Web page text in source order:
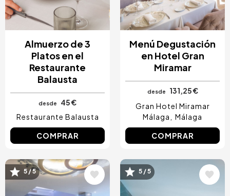
Almuerzo de 3
Platos en el
Restaurante
Balausta
desde
45 €
Restaurante Balausta
COMPRAR
Menú Degustación
en Hotel Gran
Miramar
desde
131,25 €
Gran Hotel Miramar
Málaga
Málaga
COMPRAR
Image
5 / 5 Image
5 / 5